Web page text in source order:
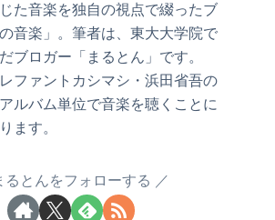
た音楽を独自の視点で綴ったブ
音楽」。筆者は、東大大学院で
ブロガー「まるとん」です。
ファントカシマシ・浜田省吾の
ルバム単位で音楽を聴くことに
ます。
るとんをフォローする